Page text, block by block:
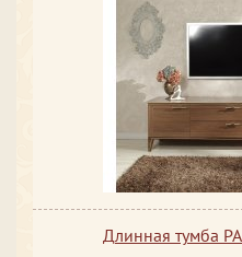
Длинная тумба